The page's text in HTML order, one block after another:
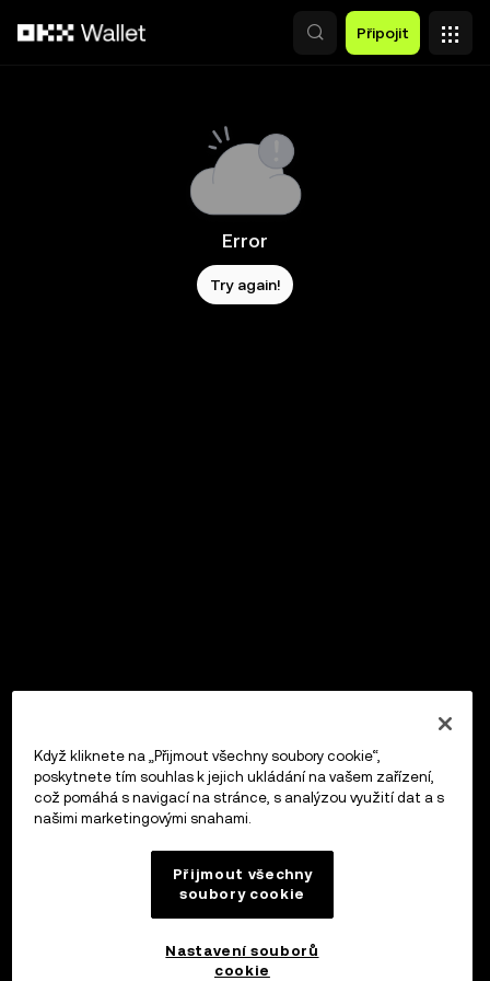
Připojit
Error
Try again!
Když kliknete na „Přijmout všechny soubory cookie“,
poskytnete tím souhlas k jejich ukládání na vašem zařízení,
což pomáhá s navigací na stránce, s analýzou využití dat a s
našimi marketingovými snahami.
Přijmout všechny
soubory cookie
Nastavení souborů
cookie